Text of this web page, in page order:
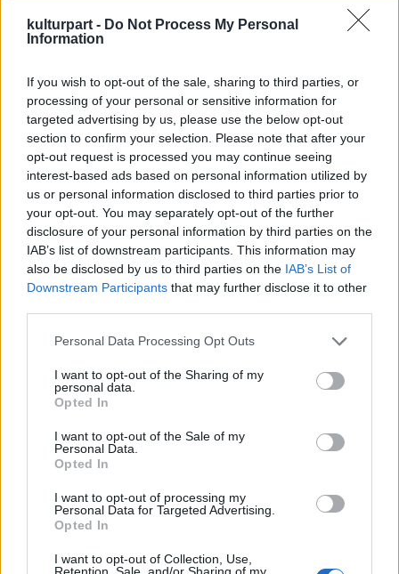
kulturpart - Do Not Process My Personal
Information
If you wish to opt-out of the sale, sharing to third parties, or
processing of your personal or sensitive information for
targeted advertising by us, please use the below opt-out
section to confirm your selection. Please note that after your
opt-out request is processed you may continue seeing
interest-based ads based on personal information utilized by
us or personal information disclosed to third parties prior to
your opt-out. You may separately opt-out of the further
disclosure of your personal information by third parties on the
IAB’s list of downstream participants. This information may
also be disclosed by us to third parties on the IAB’s List of
Downstream Participants that may further disclose it to other
Please note that this website/app uses one or more Google
not limited to your visit or usage behaviour. You may click to
grant or deny consent to Google and its third-party tags to
use your data for below specified purposes in below Google
consent section.
Personal Data Processing Opt Outs
I want to opt-out of the Sharing of my
personal data.
Opted In
I want to opt-out of the Sale of my
Personal Data.
Opted In
I want to opt-out of processing my
Personal Data for Targeted Advertising.
Opted In
I want to opt-out of Collection, Use,
Retention, Sale, and/or Sharing of my
ártatlanság, ami egy ilyen korú gyerek
sajátos stílusú bábok simán le tudják kötni az
ember figyelmét, és néha komolyan volt
olyan érzésem, hogy az őket mozgató
színészek ott sincsenek. Mert nem annyira
érdekesek, mint az a nagyjából fél méteres
baba, amit épp megkopasztanak vagy
lerángatják a cipőjét vagy a földön fetrengve
zokog.
Az adaptáció érdekesre és okosra sikerült,
ügyesen használta ki a rendező és a
szereplők is a bábuk adta lehetőségeket, a
jelenetekhez pedig egész jól sikerült
Bár a színpad a hátsó sorokból nehezen
belátható, főleg egy olyan törpének, mint én,
tudtak kárpótolni. Az meg külön
szórakoztató volt, hogy mindegyik színész
bábtalan-meztelen is jól beazonosítható
karakterek maradtak.
A darabot 13 éves kortól ajánlják, én pedig